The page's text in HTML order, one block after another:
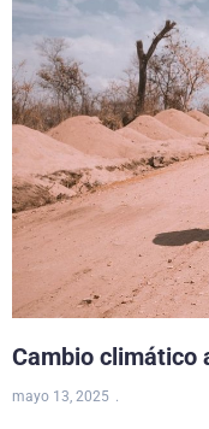
Cambio climático
mayo 13, 2025